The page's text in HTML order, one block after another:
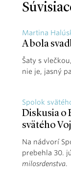
Martina
A bola
Šaty s
nie je, jasný
Spolok
Diskusia o
svätého
Na nádvorí
prebehla 30.
milosrdenstva.